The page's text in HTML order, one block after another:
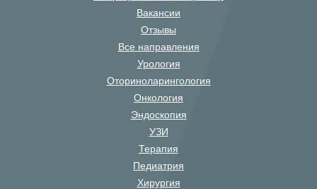
Вакансии
Отзывы
Все направления
Урология
Оториноларингология
Онкология
Эндоскопия
УЗИ
Терапия
Педиатрия
Хирургия